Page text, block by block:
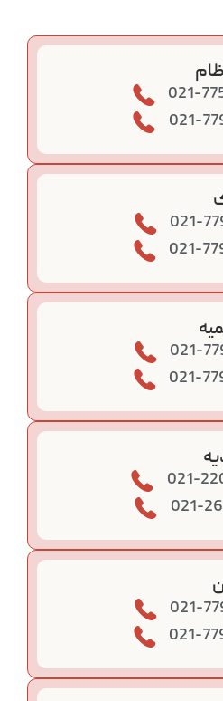
021-
021-
021-
021-
021-
021-
021-
021-
021-
021-